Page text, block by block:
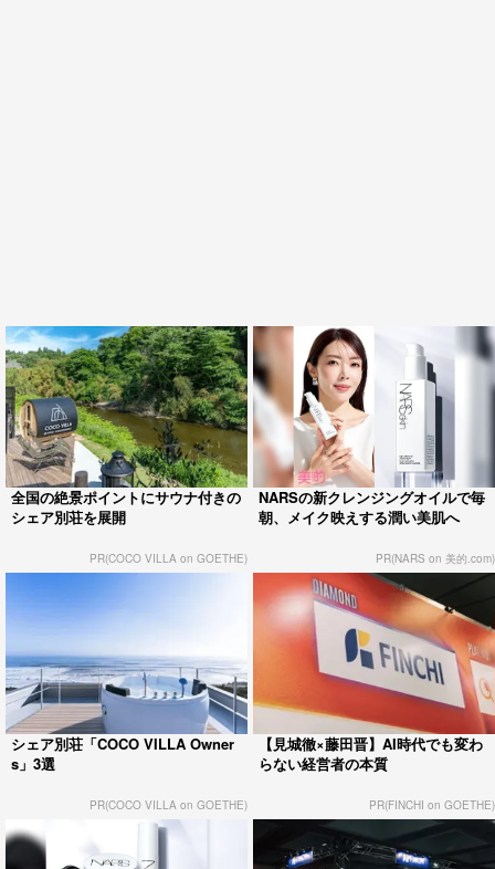
全国の絶景ポイントにサウナ付きの
シェア別荘を展開
PR(COCO VILLA on GOETHE)
NARSの新クレンジングオイルで毎
朝、メイク映えする潤い美肌へ
PR(NARS on 美的.com)
シェア別荘「COCO VILLA Owner
s」3選
PR(COCO VILLA on GOETHE)
【見城徹×藤田晋】AI時代でも変わ
らない経営者の本質
PR(FINCHI on GOETHE)